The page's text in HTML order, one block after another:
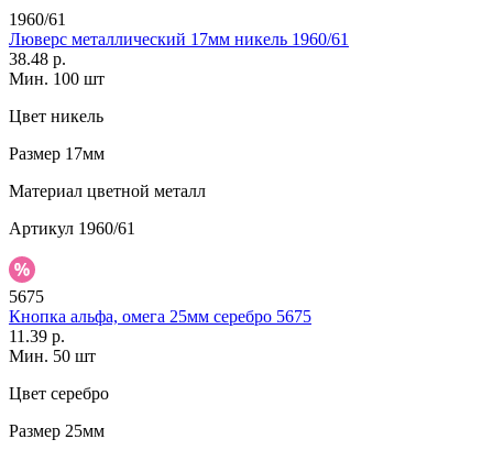
1960/61
Люверс металлический 17мм никель 1960/61
38.48 р.
Мин. 100 шт
Цвет никель
Размер 17мм
Материал цветной металл
Артикул 1960/61
5675
Кнопка альфа, омега 25мм серебро 5675
11.39 р.
Мин. 50 шт
Цвет серебро
Размер 25мм